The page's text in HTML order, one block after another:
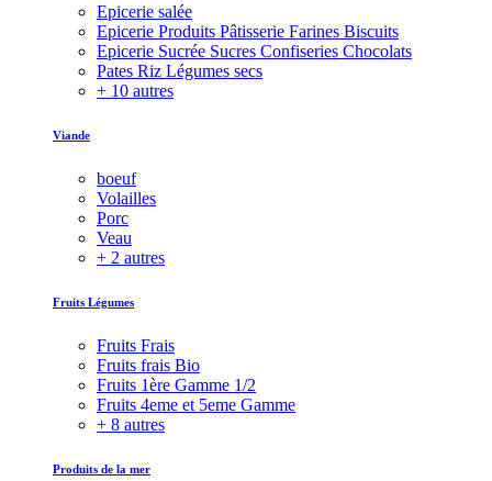
Epicerie salée
Epicerie Produits Pâtisserie Farines Biscuits
Epicerie Sucrée Sucres Confiseries Chocolats
Pates Riz Légumes secs
+ 10 autres
Viande
boeuf
Volailles
Porc
Veau
+ 2 autres
Fruits Légumes
Fruits Frais
Fruits frais Bio
Fruits 1ère Gamme 1/2
Fruits 4eme et 5eme Gamme
+ 8 autres
Produits de la mer